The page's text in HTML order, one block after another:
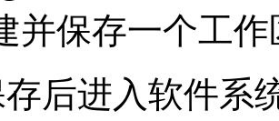
并保存一个工作
后进入软件系